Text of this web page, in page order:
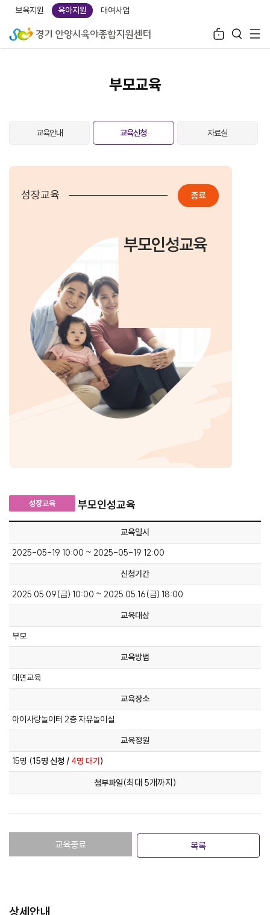
보육지원 육아지원 대여사업
부모교육
교육안내 교육신청 자료실
성장교육 종료
부모인성교육
성장교육 부모인성교육
교육일시
2025-05-19 10:00 ~ 2025-05-19 12:00
신청기간
2025.05.09(금) 10:00 ~ 2025.05.16(금) 18:00
교육대상
부모
교육방법
대면교육
교육장소
아이사랑놀이터 2층 자유놀이실
교육정원
15명 (15명 신청 / 4명 대기)
첨부파일(최대 5개까지)
교육종료 목록
상세안내